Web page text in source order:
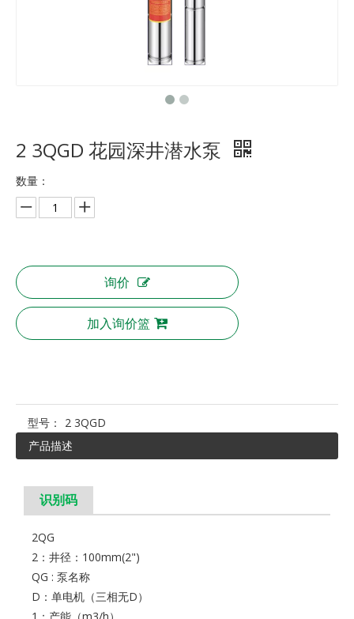
2 3QGD 花园深井潜水泵
数量：
询价
加入询价篮
型号：
2 3QGD
产品描述
识别码
2QG
2：井径：100mm(2")
QG : 泵名称
D：单电机（三相无D）